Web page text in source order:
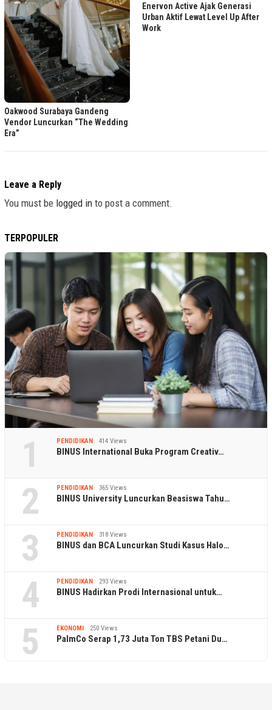
Oakwood Surabaya Gandeng
Vendor Luncurkan “The Wedding
Era”
Enervon Active Ajak Generasi
Urban Aktif Lewat Level Up After
Work
Leave a Reply
You must be logged in to post a comment.
TERPOPULER
1 PENDIDIKAN 414 Views
BINUS International Buka Program Creativ…
2 PENDIDIKAN 365 Views
BINUS University Luncurkan Beasiswa Tahu…
3 PENDIDIKAN 318 Views
BINUS dan BCA Luncurkan Studi Kasus Halo…
4 PENDIDIKAN 293 Views
BINUS Hadirkan Prodi Internasional untuk…
5 EKONOMI 250 Views
PalmCo Serap 1,73 Juta Ton TBS Petani Du…